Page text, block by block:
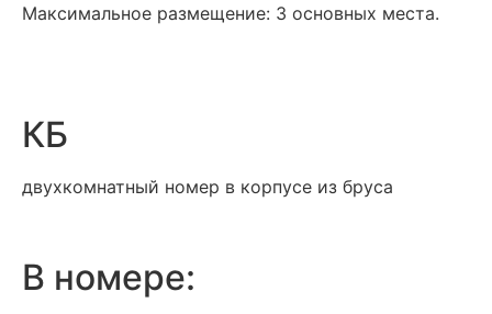
Максимальное размещение: 3 основных места.
КБ
двухкомнатный номер в корпусе из бруса
В номере: